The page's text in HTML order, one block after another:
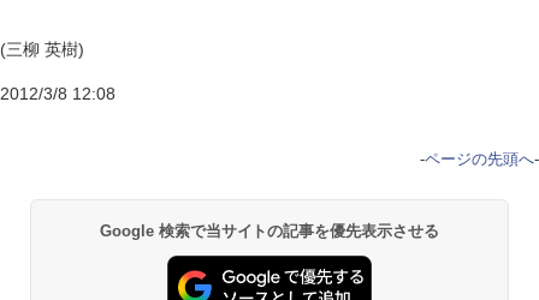
(三柳 英樹)
2012/3/8 12:08
-ページの先頭へ-
Google 検索で当サイトの記事を優先表示させる